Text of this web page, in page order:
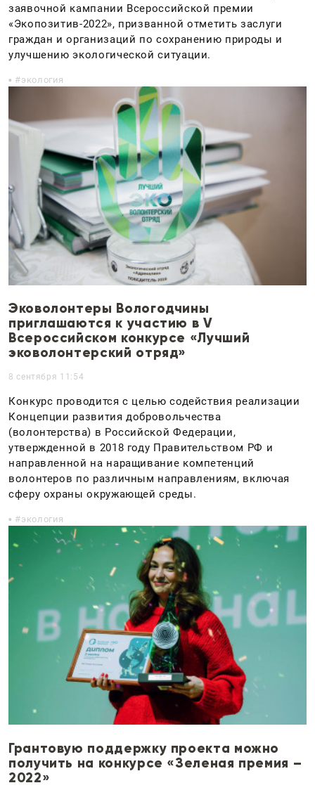
заявочной кампании Всероссийской премии
«Экопозитив-2022», призванной отметить заслуги
граждан и организаций по сохранению природы и
улучшению экологической ситуации.
экология
Эковолонтеры Вологодчины
приглашаются к участию в V
Всероссийском конкурсе «Лучший
эковолонтерский отряд»
8 сентября 11:54
Конкурс проводится с целью содействия реализации
Концепции развития добровольчества
(волонтерства) в Российской Федерации,
утвержденной в 2018 году Правительством РФ и
направленной на наращивание компетенций
волонтеров по различным направлениям, включая
сферу охраны окружающей среды.
экология
Грантовую поддержку проекта можно
получить на конкурсе «Зеленая премия –
2022»